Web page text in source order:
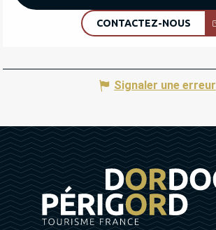
CONTACTEZ-NOUS
Signaler une erreur